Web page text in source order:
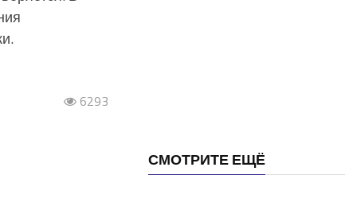
6293
СМОТРИТЕ ЕЩЁ